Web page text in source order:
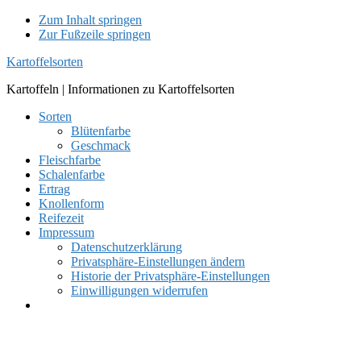
Zum Inhalt springen
Zur Fußzeile springen
Kartoffelsorten
Kartoffeln | Informationen zu Kartoffelsorten
Sorten
Blütenfarbe
Geschmack
Fleischfarbe
Schalenfarbe
Ertrag
Knollenform
Reifezeit
Impressum
Datenschutzerklärung
Privatsphäre-Einstellungen ändern
Historie der Privatsphäre-Einstellungen
Einwilligungen widerrufen